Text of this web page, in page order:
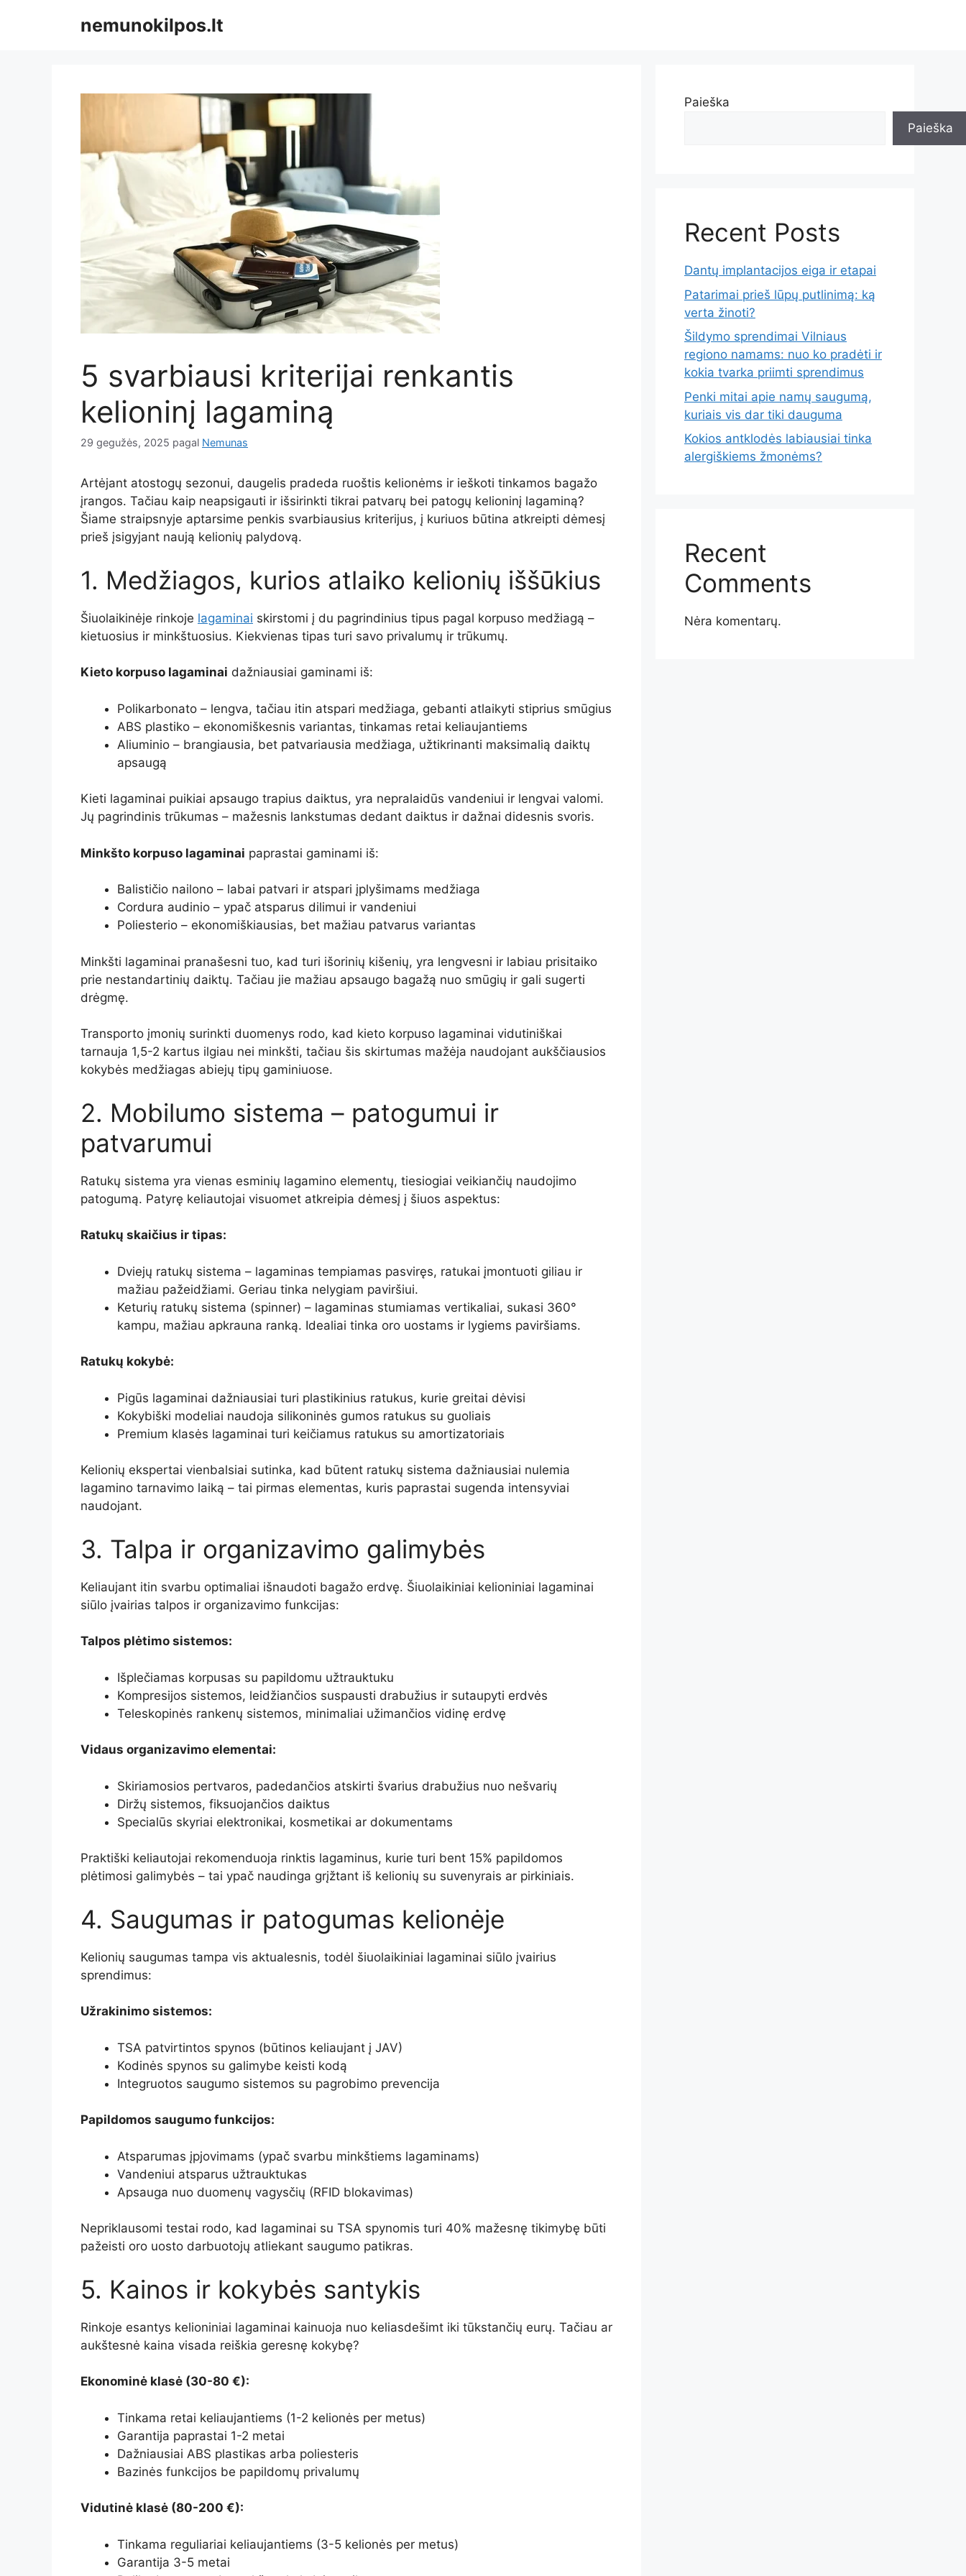
nemunokilpos.lt
5 svarbiausi kriterijai renkantis
kelioninį lagaminą
29 gegužės, 2025 pagal Nemunas
Artėjant atostogų sezonui, daugelis pradeda ruoštis kelionėms ir ieškoti tinkamos bagažo
įrangos. Tačiau kaip neapsigauti ir išsirinkti tikrai patvarų bei patogų kelioninį lagaminą?
Šiame straipsnyje aptarsime penkis svarbiausius kriterijus, į kuriuos būtina atkreipti dėmesį
prieš įsigyjant naują kelionių palydovą.
1. Medžiagos, kurios atlaiko kelionių iššūkius
Šiuolaikinėje rinkoje lagaminai skirstomi į du pagrindinius tipus pagal korpuso medžiagą –
kietuosius ir minkštuosius. Kiekvienas tipas turi savo privalumų ir trūkumų.
Kieto korpuso lagaminai dažniausiai gaminami iš:
Polikarbonato – lengva, tačiau itin atspari medžiaga, gebanti atlaikyti stiprius smūgius
ABS plastiko – ekonomiškesnis variantas, tinkamas retai keliaujantiems
Aliuminio – brangiausia, bet patvariausia medžiaga, užtikrinanti maksimalią daiktų
apsaugą
Kieti lagaminai puikiai apsaugo trapius daiktus, yra nepralaidūs vandeniui ir lengvai valomi.
Jų pagrindinis trūkumas – mažesnis lankstumas dedant daiktus ir dažnai didesnis svoris.
Minkšto korpuso lagaminai paprastai gaminami iš:
Balističio nailono – labai patvari ir atspari įplyšimams medžiaga
Cordura audinio – ypač atsparus dilimui ir vandeniui
Poliesterio – ekonomiškiausias, bet mažiau patvarus variantas
Minkšti lagaminai pranašesni tuo, kad turi išorinių kišenių, yra lengvesni ir labiau prisitaiko
prie nestandartinių daiktų. Tačiau jie mažiau apsaugo bagažą nuo smūgių ir gali sugerti
drėgmę.
Transporto įmonių surinkti duomenys rodo, kad kieto korpuso lagaminai vidutiniškai
tarnauja 1,5-2 kartus ilgiau nei minkšti, tačiau šis skirtumas mažėja naudojant aukščiausios
kokybės medžiagas abiejų tipų gaminiuose.
2. Mobilumo sistema – patogumui ir
patvarumui
Ratukų sistema yra vienas esminių lagamino elementų, tiesiogiai veikiančių naudojimo
patogumą. Patyrę keliautojai visuomet atkreipia dėmesį į šiuos aspektus:
Ratukų skaičius ir tipas:
Dviejų ratukų sistema – lagaminas tempiamas pasviręs, ratukai įmontuoti giliau ir
mažiau pažeidžiami. Geriau tinka nelygiam paviršiui.
Keturių ratukų sistema (spinner) – lagaminas stumiamas vertikaliai, sukasi 360°
kampu, mažiau apkrauna ranką. Idealiai tinka oro uostams ir lygiems paviršiams.
Ratukų kokybė:
Pigūs lagaminai dažniausiai turi plastikinius ratukus, kurie greitai dėvisi
Kokybiški modeliai naudoja silikoninės gumos ratukus su guoliais
Premium klasės lagaminai turi keičiamus ratukus su amortizatoriais
Kelionių ekspertai vienbalsiai sutinka, kad būtent ratukų sistema dažniausiai nulemia
lagamino tarnavimo laiką – tai pirmas elementas, kuris paprastai sugenda intensyviai
naudojant.
3. Talpa ir organizavimo galimybės
Keliaujant itin svarbu optimaliai išnaudoti bagažo erdvę. Šiuolaikiniai kelioniniai lagaminai
siūlo įvairias talpos ir organizavimo funkcijas:
Talpos plėtimo sistemos:
Išplečiamas korpusas su papildomu užtrauktuku
Kompresijos sistemos, leidžiančios suspausti drabužius ir sutaupyti erdvės
Teleskopinės rankenų sistemos, minimaliai užimančios vidinę erdvę
Vidaus organizavimo elementai:
Skiriamosios pertvaros, padedančios atskirti švarius drabužius nuo nešvarių
Diržų sistemos, fiksuojančios daiktus
Specialūs skyriai elektronikai, kosmetikai ar dokumentams
Praktiški keliautojai rekomenduoja rinktis lagaminus, kurie turi bent 15% papildomos
plėtimosi galimybės – tai ypač naudinga grįžtant iš kelionių su suvenyrais ar pirkiniais.
4. Saugumas ir patogumas kelionėje
Kelionių saugumas tampa vis aktualesnis, todėl šiuolaikiniai lagaminai siūlo įvairius
sprendimus:
Užrakinimo sistemos:
TSA patvirtintos spynos (būtinos keliaujant į JAV)
Kodinės spynos su galimybe keisti kodą
Integruotos saugumo sistemos su pagrobimo prevencija
Papildomos saugumo funkcijos:
Atsparumas įpjovimams (ypač svarbu minkštiems lagaminams)
Vandeniui atsparus užtrauktukas
Apsauga nuo duomenų vagysčių (RFID blokavimas)
Nepriklausomi testai rodo, kad lagaminai su TSA spynomis turi 40% mažesnę tikimybę būti
pažeisti oro uosto darbuotojų atliekant saugumo patikras.
5. Kainos ir kokybės santykis
Rinkoje esantys kelioniniai lagaminai kainuoja nuo keliasdešimt iki tūkstančių eurų. Tačiau ar
aukštesnė kaina visada reiškia geresnę kokybę?
Ekonominė klasė (30-80 €):
Tinkama retai keliaujantiems (1-2 kelionės per metus)
Garantija paprastai 1-2 metai
Dažniausiai ABS plastikas arba poliesteris
Bazinės funkcijos be papildomų privalumų
Vidutinė klasė (80-200 €):
Tinkama reguliariai keliaujantiems (3-5 kelionės per metus)
Garantija 3-5 metai
Paieška
Paieška
Recent Posts
Dantų implantacijos eiga ir etapai
Patarimai prieš lūpų putlinimą: ką
verta žinoti?
Šildymo sprendimai Vilniaus
regiono namams: nuo ko pradėti ir
kokia tvarka priimti sprendimus
Penki mitai apie namų saugumą,
kuriais vis dar tiki dauguma
Kokios antklodės labiausiai tinka
alergiškiems žmonėms?
Recent
Comments
Nėra komentarų.